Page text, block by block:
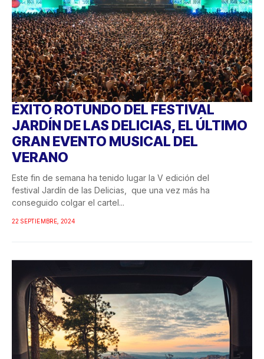
ÉXITO ROTUNDO DEL FESTIVAL
JARDÍN DE LAS DELICIAS, EL ÚLTIMO
GRAN EVENTO MUSICAL DEL
VERANO
Este fin de semana ha tenido lugar la V edición del
festival Jardín de las Delicias, que una vez más ha
conseguido colgar el cartel...
22 SEPTIEMBRE, 2024